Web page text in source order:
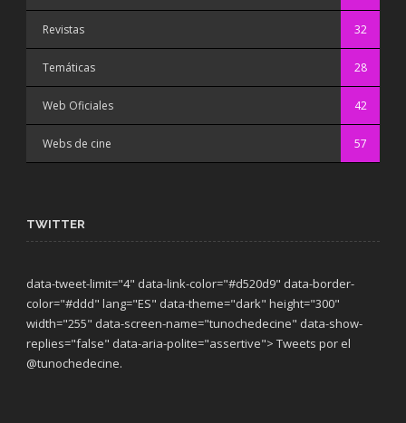
Revistas 32
Temáticas 28
Web Oficiales 42
Webs de cine 57
TWITTER
data-tweet-limit="4" data-link-color="#d520d9" data-border-
color="#ddd" lang="ES" data-theme="dark" height="300"
width="255" data-screen-name="tunochedecine" data-show-
replies="false" data-aria-polite="assertive"> Tweets por el
@tunochedecine.